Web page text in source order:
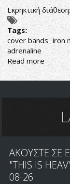
Εκρηκτική
Tags:
cover bands iron
adrenaline
Read more about
To
ΑΚΟΥΣΤΕ
"THIS IS
08-26